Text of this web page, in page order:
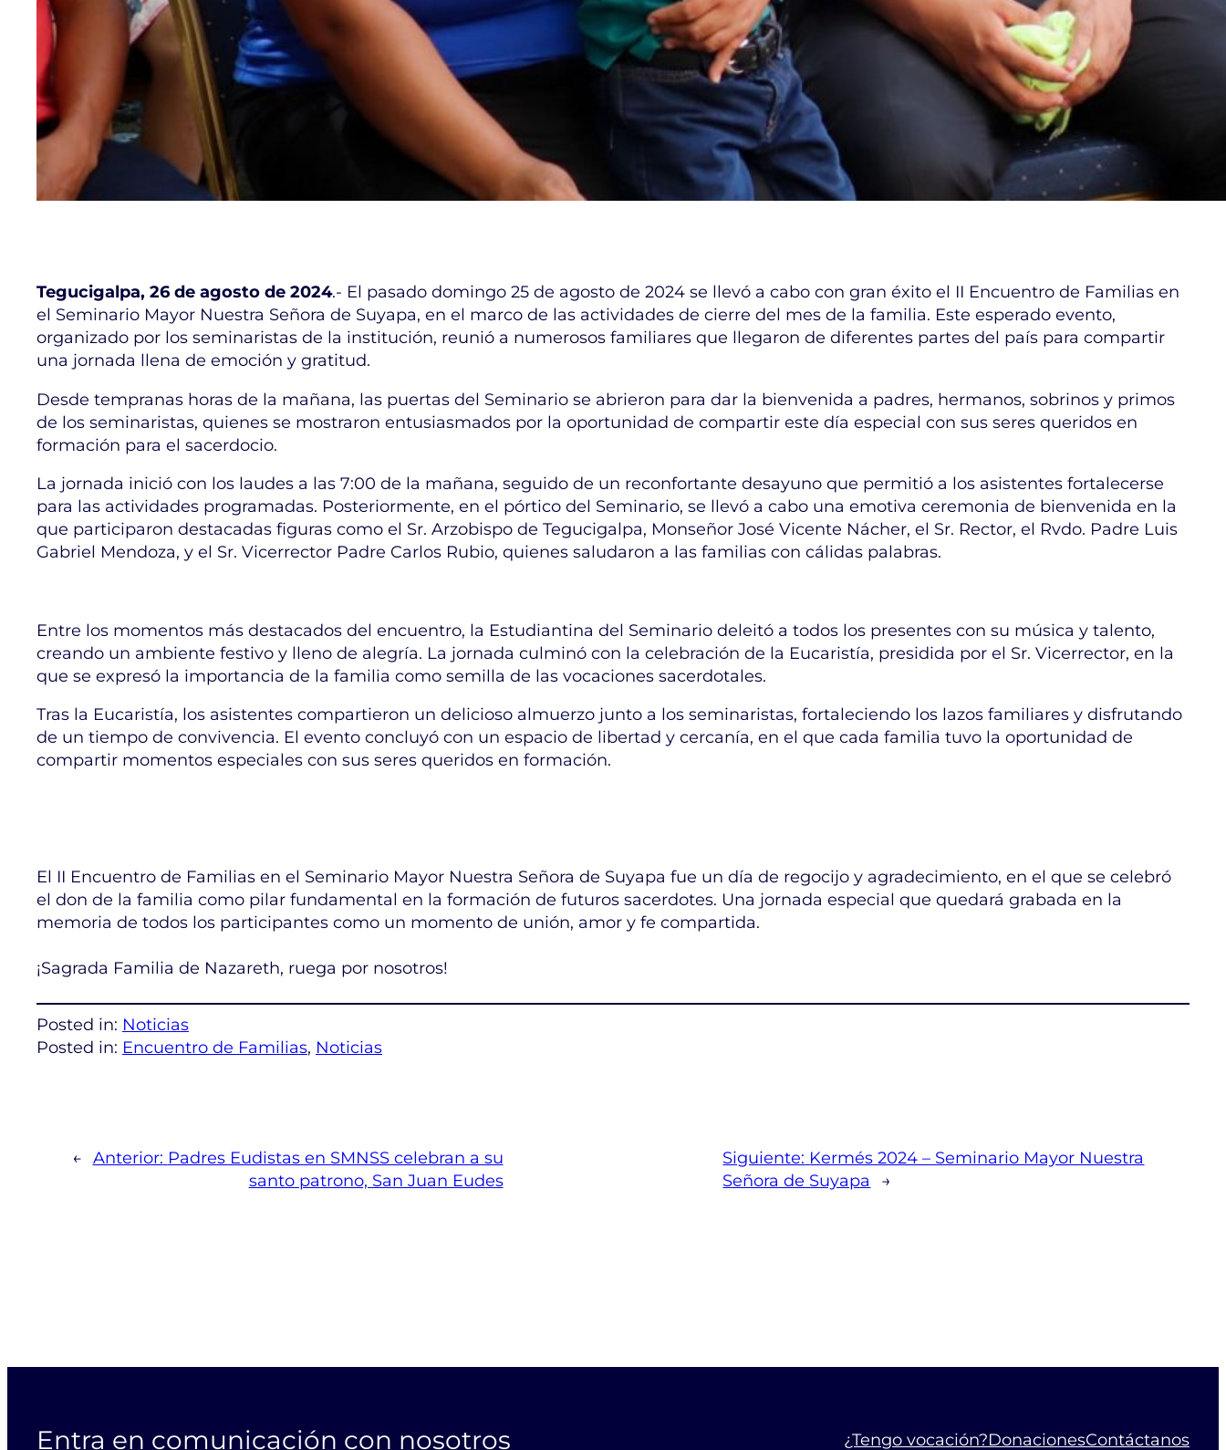
Tegucigalpa, 26 de agosto de 2024.- El pasado domingo 25 de agosto de 2024 se llevó a cabo con gran éxito el II Encuentro de Familias en
el Seminario Mayor Nuestra Señora de Suyapa, en el marco de las actividades de cierre del mes de la familia. Este esperado evento,
organizado por los seminaristas de la institución, reunió a numerosos familiares que llegaron de diferentes partes del país para compartir
una jornada llena de emoción y gratitud.
Desde tempranas horas de la mañana, las puertas del Seminario se abrieron para dar la bienvenida a padres, hermanos, sobrinos y primos
de los seminaristas, quienes se mostraron entusiasmados por la oportunidad de compartir este día especial con sus seres queridos en
formación para el sacerdocio.
La jornada inició con los laudes a las 7:00 de la mañana, seguido de un reconfortante desayuno que permitió a los asistentes fortalecerse
para las actividades programadas. Posteriormente, en el pórtico del Seminario, se llevó a cabo una emotiva ceremonia de bienvenida en la
que participaron destacadas figuras como el Sr. Arzobispo de Tegucigalpa, Monseñor José Vicente Nácher, el Sr. Rector, el Rvdo. Padre Luis
Gabriel Mendoza, y el Sr. Vicerrector Padre Carlos Rubio, quienes saludaron a las familias con cálidas palabras.
Entre los momentos más destacados del encuentro, la Estudiantina del Seminario deleitó a todos los presentes con su música y talento,
creando un ambiente festivo y lleno de alegría. La jornada culminó con la celebración de la Eucaristía, presidida por el Sr. Vicerrector, en la
que se expresó la importancia de la familia como semilla de las vocaciones sacerdotales.
Tras la Eucaristía, los asistentes compartieron un delicioso almuerzo junto a los seminaristas, fortaleciendo los lazos familiares y disfrutando
de un tiempo de convivencia. El evento concluyó con un espacio de libertad y cercanía, en el que cada familia tuvo la oportunidad de
compartir momentos especiales con sus seres queridos en formación.
El II Encuentro de Familias en el Seminario Mayor Nuestra Señora de Suyapa fue un día de regocijo y agradecimiento, en el que se celebró
el don de la familia como pilar fundamental en la formación de futuros sacerdotes. Una jornada especial que quedará grabada en la
memoria de todos los participantes como un momento de unión, amor y fe compartida.
¡Sagrada Familia de Nazareth, ruega por nosotros!
Posted in: Noticias
Posted in: Encuentro de Familias, Noticias
← Anterior: Padres Eudistas en SMNSS celebran a su
santo patrono, San Juan Eudes
Siguiente: Kermés 2024 – Seminario Mayor Nuestra
Señora de Suyapa
→
Entra en comunicación con nosotros ¿Tengo vocación?DonacionesContáctanos